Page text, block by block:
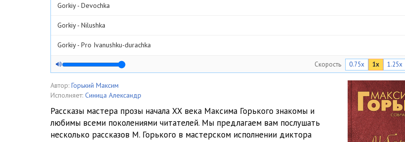
Gorkiy - Devochka
Gorkiy - Nilushka
Gorkiy - Pro Ivanushku-durachka
Скорость 0.75x 1x 1.25x
Автор: Горький Максим
Исполняет: Синица Александр
Рассказы мастера прозы начала XX века Максима Горького знакомы и
любимы всеми поколениями читателей. Мы предлагаем вам послушать
несколько рассказов М. Горького в мастерском исполнении диктора